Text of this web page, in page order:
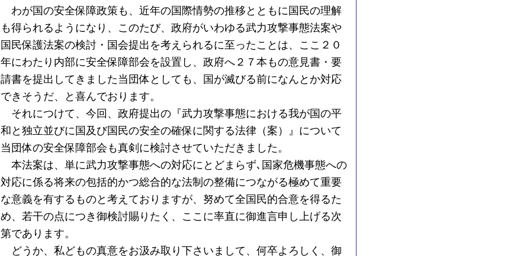
わが国の安全保障政策も、近年の国際情勢の推移とともに国民の理解
も得られるようになり、このたび、政府がいわゆる武力攻撃事態法案や
国民保護法案の検討・国会提出を考えられるに至ったことは、ここ２０
年にわたり内部に安全保障部会を設置し、政府へ２７本もの意見書・要
請書を提出してきました当団体としても、国が滅びる前になんとか対応
できそうだ、と喜んでおります。
それにつけて、今回、政府提出の『武力攻撃事態における我が国の平
和と独立並びに国及び国民の安全の確保に関する法律（案）』について
当団体の安全保障部会も真剣に検討させていただきました。
本法案は、単に武力攻撃事態への対応にとどまらず､国家危機事態への
対応に係る将来の包括的かつ総合的な法制の整備につながる極めて重要
な意義を有するものと考えておりますが、努めて全国民的合意を得るた
め、若干の点につき御検討賜りたく、ここに率直に御進言申し上げる次
第であります。
どうか、私どもの真意をお汲み取り下さいまして、何卒よろしく、御